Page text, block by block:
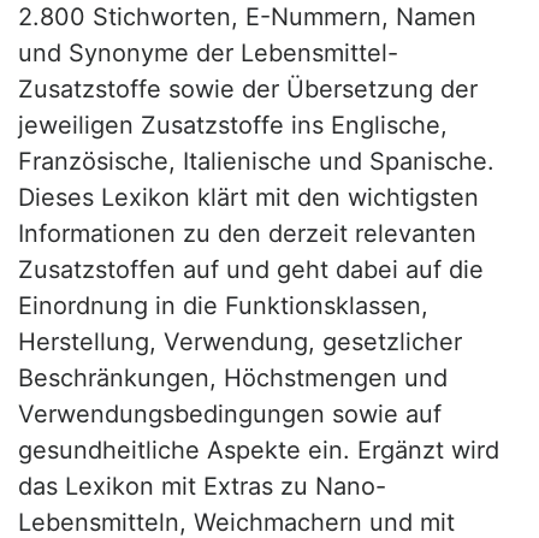
2.800 Stichworten, E-Nummern, Namen
und Synonyme der Lebensmittel-
Zusatzstoffe sowie der Übersetzung der
jeweiligen Zusatzstoffe ins Englische,
Französische, Italienische und Spanische.
Dieses Lexikon klärt mit den wichtigsten
Informationen zu den derzeit relevanten
Zusatzstoffen auf und geht dabei auf die
Einordnung in die Funktionsklassen,
Herstellung, Verwendung, gesetzlicher
Beschränkungen, Höchstmengen und
Verwendungsbedingungen sowie auf
gesundheitliche Aspekte ein. Ergänzt wird
das Lexikon mit Extras zu Nano-
Lebensmitteln, Weichmachern und mit